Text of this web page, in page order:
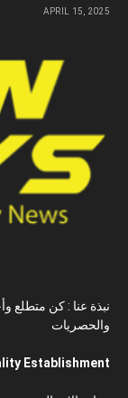
APRIL 15, 2025
نبذة عنا : كن متطلع
والحصريات
Establishment